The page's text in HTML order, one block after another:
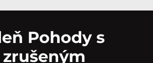
Pohody s